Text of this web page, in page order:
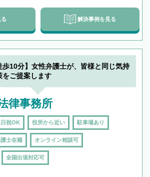
解決事例を見る
歩10分】女性弁護士が、皆様と同じ気持
をご提案します
律事務所
日祝OK 役所から近い 駐車場あり
士在籍 オンライン相談可
全国出張対応可